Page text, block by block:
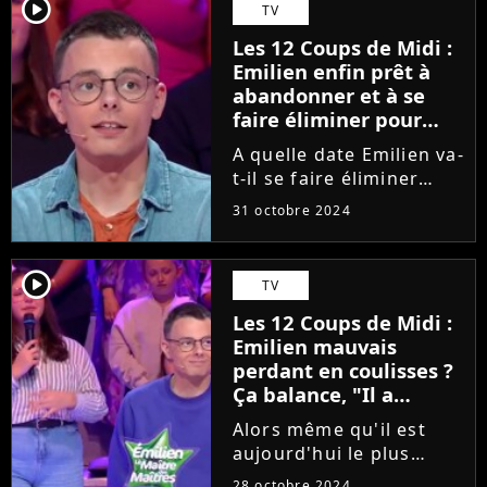
du protégé de Jean-Luc
Reichmann dans les...
player2 TV
Les 12 Coups de Midi :
Emilien enfin prêt à
abandonner et à se
faire éliminer pour
une bonne raison ? "Je
n'ai aucun regret"
A quelle date Emilien va-
t-il se faire éliminer
dans Les 12 Coups de
l'occasion de découvrir
l'Etoile Mystérieuse de
novembre 2024 avant
son départ ? Pour
l'heure,...
31 octobre 2024
player2 TV
Les 12 Coups de Midi :
Emilien mauvais
perdant en coulisses ?
Ça balance, "Il a
tendance à..."
Alors même qu'il est
aujourd'hui le plus
grand gagnant d'un jeu